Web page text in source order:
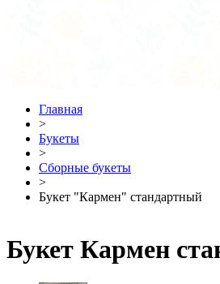
Главная
>
Букеты
>
Сборные букеты
>
Букет "Кармен" стандартный
Букет Кармен